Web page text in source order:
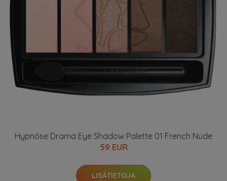
Hypnôse Drama Eye Shadow Palette 01 French Nude
59 EUR
LISÄTIETOJA